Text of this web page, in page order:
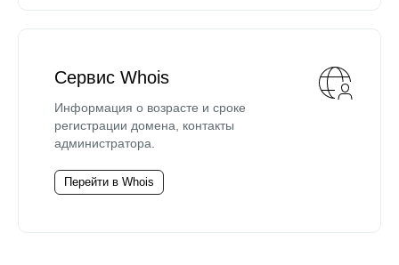
Сервис Whois
Информация о возрасте и сроке
регистрации домена, контакты
администратора.
Перейти в Whois